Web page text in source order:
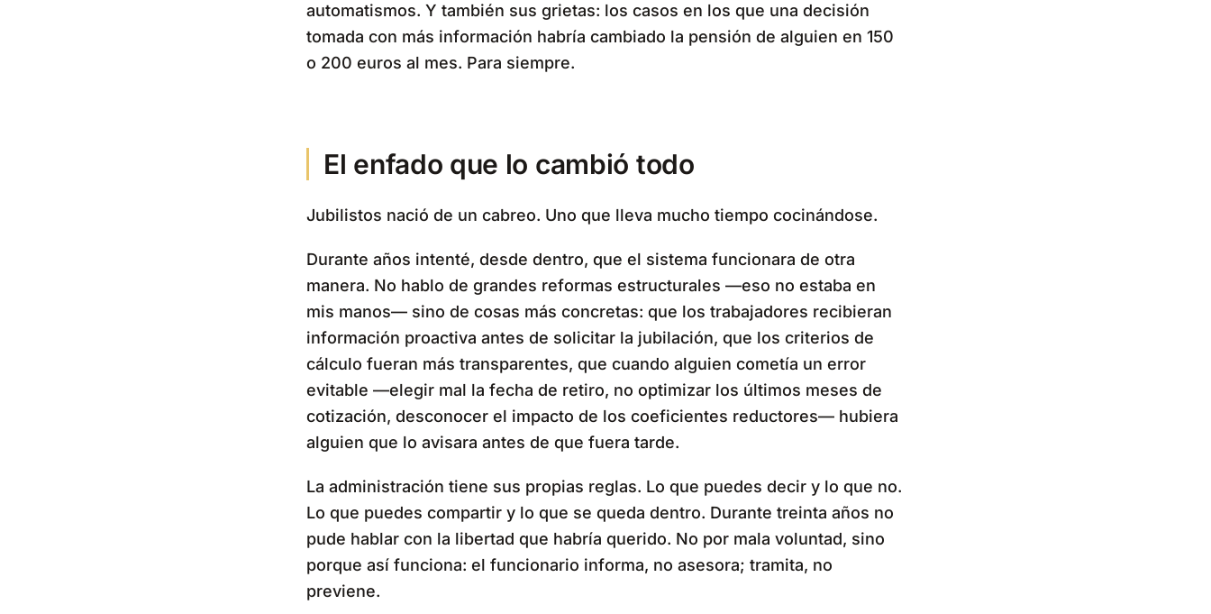
automatismos. Y también sus grietas: los casos en los que una decisión
tomada con más información habría cambiado la pensión de alguien en 150
o 200 euros al mes. Para siempre.
El enfado que lo cambió todo
Jubilistos nació de un cabreo. Uno que lleva mucho tiempo cocinándose.
Durante años intenté, desde dentro, que el sistema funcionara de otra
manera. No hablo de grandes reformas estructurales —eso no estaba en
mis manos— sino de cosas más concretas: que los trabajadores recibieran
información proactiva antes de solicitar la jubilación, que los criterios de
cálculo fueran más transparentes, que cuando alguien cometía un error
evitable —elegir mal la fecha de retiro, no optimizar los últimos meses de
cotización, desconocer el impacto de los coeficientes reductores— hubiera
alguien que lo avisara antes de que fuera tarde.
La administración tiene sus propias reglas. Lo que puedes decir y lo que no.
Lo que puedes compartir y lo que se queda dentro. Durante treinta años no
pude hablar con la libertad que habría querido. No por mala voluntad, sino
porque así funciona: el funcionario informa, no asesora; tramita, no
previene.